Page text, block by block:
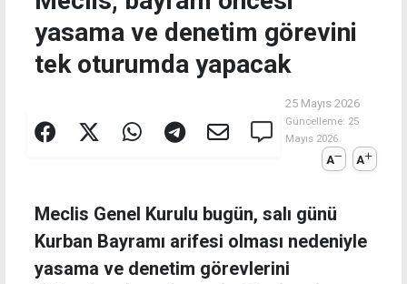
yasama ve denetim görevini
tek oturumda yapacak
25 Mayıs 2026
Güncelleme: 25
Mayıs 2026
A A
Meclis Genel Kurulu bugün, salı günü
Kurban Bayramı arifesi olması nedeniyle
yasama ve denetim görevlerini